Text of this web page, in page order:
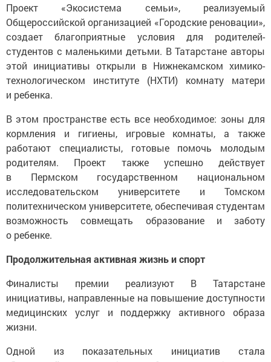
Общероссийской организацией «Городские реновации»,
создает благоприятные условия для родителей-
студентов с маленькими детьми. В Татарстане авторы
этой инициативы открыли в Нижнекамском химико-
технологическом институте (НХТИ) комнату матери
и ребенка.
кормления и гигиены, игровые комнаты, а также
работают специалисты, готовые помочь молодым
родителям. Проект также успешно действует
в Пермском государственном национальном
исследовательском университете и Томском
политехническом университете, обеспечивая студентам
возможность совмещать образование и заботу
о ребенке.
инициативы, направленные на повышение доступности
медицинских услуг и поддержку активного образа
жизни.
«Всероссийская эстафета». Сотрудники филиалов